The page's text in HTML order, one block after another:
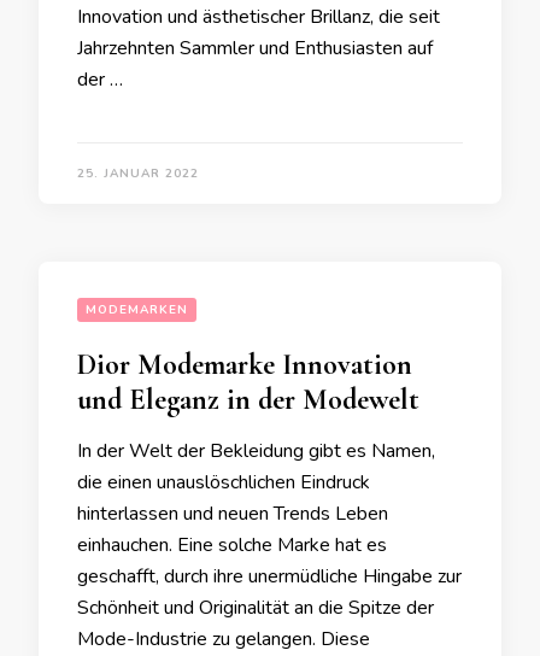
Innovation und ästhetischer Brillanz, die seit
Jahrzehnten Sammler und Enthusiasten auf
der …
25. JANUAR 2022
MODEMARKEN
Dior Modemarke Innovation
und Eleganz in der Modewelt
In der Welt der Bekleidung gibt es Namen,
die einen unauslöschlichen Eindruck
hinterlassen und neuen Trends Leben
einhauchen. Eine solche Marke hat es
geschafft, durch ihre unermüdliche Hingabe zur
Schönheit und Originalität an die Spitze der
Mode-Industrie zu gelangen. Diese